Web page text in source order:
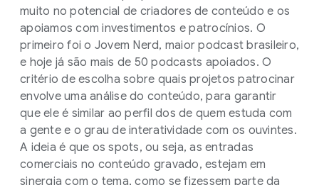
muito no potencial de criadores de conteúdo e os
apoiamos com investimentos e patrocínios. O
primeiro foi o Jovem Nerd, maior podcast brasileiro,
e hoje já são mais de 50 podcasts apoiados. O
critério de escolha sobre quais projetos patrocinar
envolve uma análise do conteúdo, para garantir
que ele é similar ao perfil dos de quem estuda com
a gente e o grau de interatividade com os ouvintes.
A ideia é que os spots, ou seja, as entradas
comerciais no conteúdo gravado, estejam em
sinergia com o tema, como se fizessem parte da